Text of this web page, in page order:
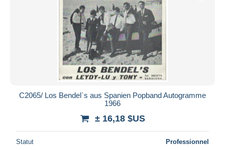
C2065/ Los Bendel`s aus Spanien Popband Autogramme
1966
± 16,18 $US
Statut Professionnel